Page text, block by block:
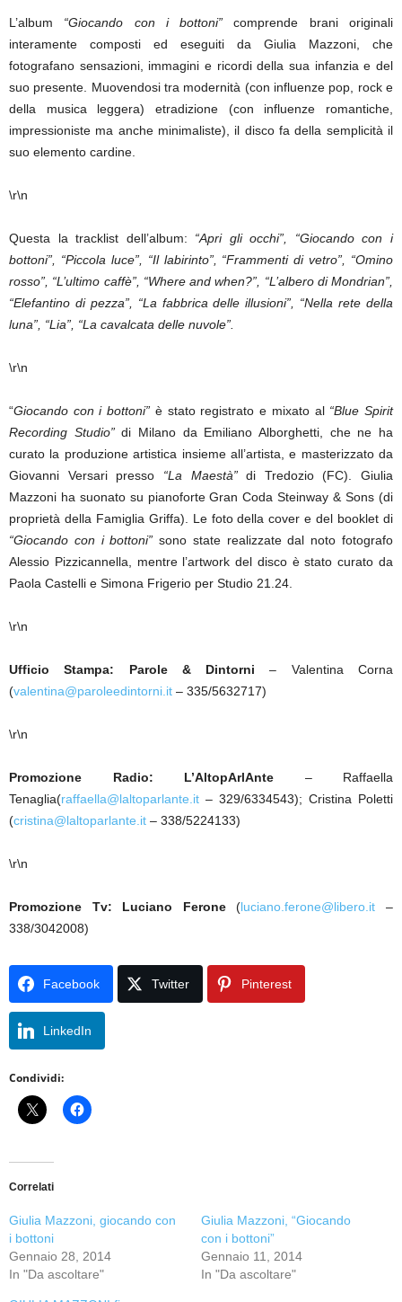
L’album “Giocando con i bottoni” comprende brani originali
interamente composti ed eseguiti da Giulia Mazzoni, che
fotografano sensazioni, immagini e ricordi della sua infanzia e del
suo presente. Muovendosi tra modernità (con influenze pop, rock e
della musica leggera) etradizione (con influenze romantiche,
impressioniste ma anche minimaliste), il disco fa della semplicità il
suo elemento cardine.
\r\n
Questa la tracklist dell’album: “Apri gli occhi”, “Giocando con i
bottoni”, “Piccola luce”, “Il labirinto”, “Frammenti di vetro”, “Omino
rosso”, “L’ultimo caffè”, “Where and when?”, “L’albero di Mondrian”,
“Elefantino di pezza”, “La fabbrica delle illusioni”, “Nella rete della
luna”, “Lia”, “La cavalcata delle nuvole”.
\r\n
“Giocando con i bottoni” è stato registrato e mixato al “Blue Spirit
Recording Studio”di Milano da Emiliano Alborghetti, che ne ha
curato la produzione artistica insieme all’artista, e masterizzato da
Giovanni Versari presso “La Maestà”di Tredozio (FC). Giulia
Mazzoni ha suonato su pianoforte Gran Coda Steinway & Sons (di
proprietà della Famiglia Griffa). Le foto della cover e del booklet di
“Giocando con i bottoni” sono state realizzate dal noto fotografo
Alessio Pizzicannella, mentre l’artwork del disco è stato curato da
Paola Castelli e Simona Frigerio per Studio 21.24.
\r\n
Ufficio Stampa: Parole & Dintorni – Valentina Corna
(valentina@paroleedintorni.it – 335/5632717)
\r\n
Promozione Radio: L’AltopArlAnte – Raffaella
Tenaglia(raffaella@laltoparlante.it – 329/6334543); Cristina Poletti
(cristina@laltoparlante.it – 338/5224133)
\r\n
Promozione Tv: Luciano Ferone(luciano.ferone@libero.it –
338/3042008)
Facebook Twitter Pinterest
LinkedIn
Condividi:
Correlati
Giulia Mazzoni, giocando con
i bottoni
Gennaio 28, 2014
In "Da ascoltare"
Giulia Mazzoni, “Giocando
con i bottoni”
Gennaio 11, 2014
In "Da ascoltare"